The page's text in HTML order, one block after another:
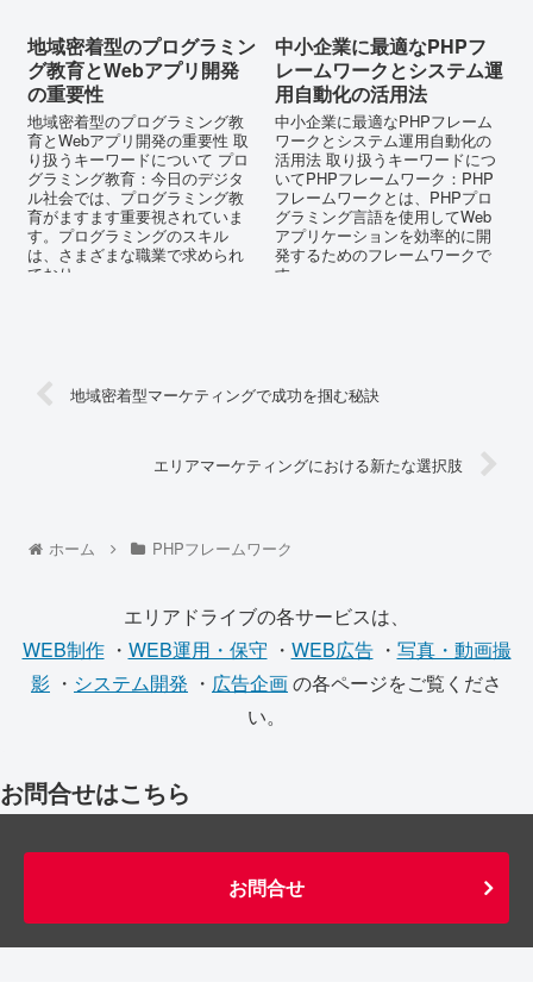
地域密着型のプログラミン
グ教育とWebアプリ開発
の重要性
地域密着型のプログラミング教
育とWebアプリ開発の重要性 取
り扱うキーワードについて プロ
グラミング教育：今日のデジタ
ル社会では、プログラミング教
育がますます重要視されていま
す。プログラミングのスキル
は、さまざまな職業で求められ
ており、...
中小企業に最適なPHPフ
レームワークとシステム運
用自動化の活用法
中小企業に最適なPHPフレーム
ワークとシステム運用自動化の
活用法 取り扱うキーワードにつ
いてPHPフレームワーク：PHP
フレームワークとは、PHPプロ
グラミング言語を使用してWeb
アプリケーションを効率的に開
発するためのフレームワークで
す...
地域密着型マーケティングで成功を掴む秘訣
エリアマーケティングにおける新たな選択肢
ホーム PHPフレームワーク
エリアドライブの各サービスは、
WEB制作・ WEB運用・保守 ・ WEB広告・ 写真・動画撮
影 ・ システム開発 ・ 広告企画の各ページをご覧くださ
い。
お問合せはこちら
お問合せ